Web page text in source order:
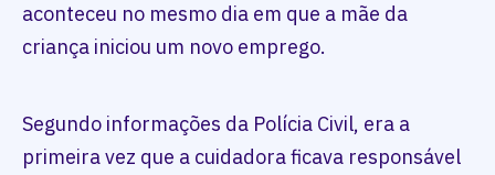
aconteceu no mesmo dia em que a mãe da
criança iniciou um novo emprego.
Segundo informações da Polícia Civil, era a
primeira vez que a cuidadora ficava responsável